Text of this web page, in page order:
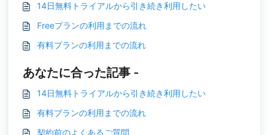
14日無料トライアルから引き続き利用したい
Freeプランの利用までの流れ
有料プランの利用までの流れ
あなたに合った記事 -
14日無料トライアルから引き続き利用したい
有料プランの利用までの流れ
契約前のよくあるご質問